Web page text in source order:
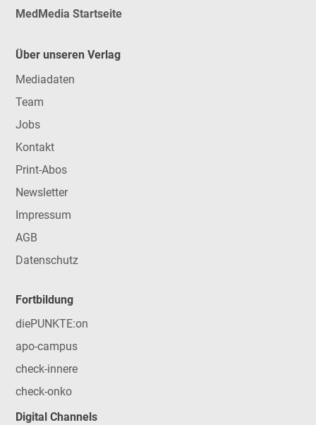
MedMedia Startseite
Über unseren Verlag
Mediadaten
Team
Jobs
Kontakt
Print-Abos
Newsletter
Impressum
AGB
Datenschutz
Fortbildung
diePUNKTE:on
apo-campus
check-innere
check-onko
Digital Channels